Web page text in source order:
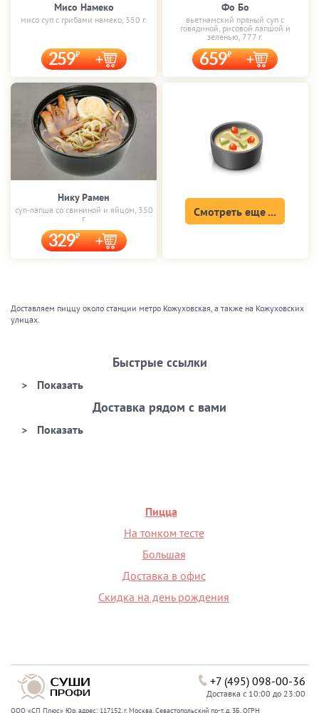
Мисо Намеко
мисо суп с грибами намеко, 350 г.
259
Фо Бо
вьетнамский пряный суп с
говядиной, рисовой лапшой и
зеленью, 777 г.
659
Нику Рамен
суп-лапша со свининой и яйцом, 350
г.
329
Смотреть еще ...
Доставляем пиццу около станции метро Кожуховская, а также на Кожуховских
улицах.
Быстрые ссылки
Доставка рядом с вами
Пицца
На тонком тесте
Большая
Доставка в офис
Скидка на день рождения
+7 (495) 098-00-36
Доставка с 10:00 до 23:00
ООО «СП Плюс» Юр. адрес: 117152, г. Москва, Севастопольский пр-т, д. 3Б, ОГРН